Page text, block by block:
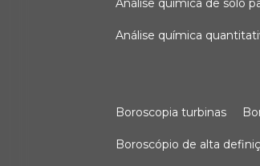
análise química de solo
análise química
boroscopia turbinas
boroscópio de alta